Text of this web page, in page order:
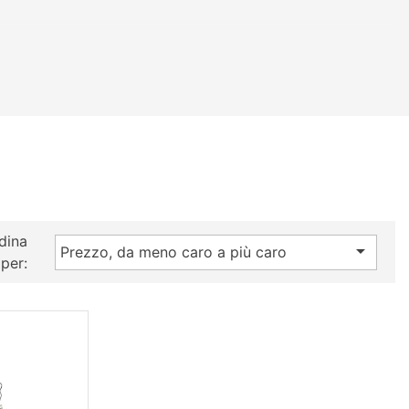
per:
Prezzo, da meno caro a più caro 